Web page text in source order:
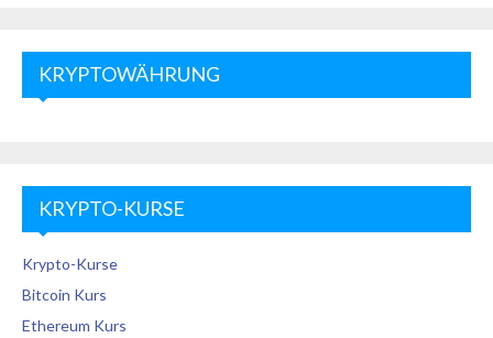
KRYPTOWÄHRUNG
KRYPTO-KURSE
Krypto-Kurse
Bitcoin Kurs
Ethereum Kurs